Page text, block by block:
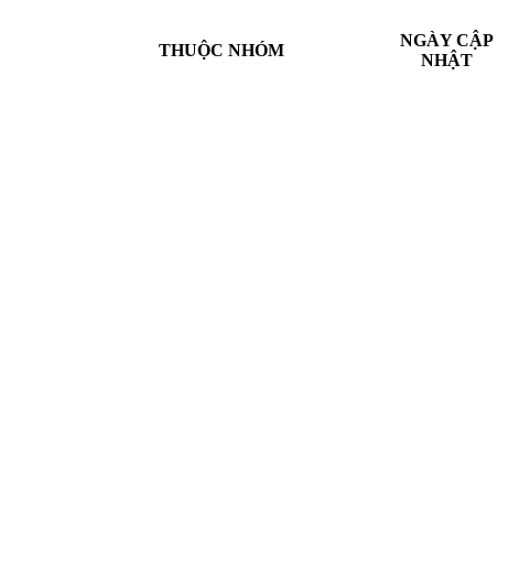
THUỘC NHÓM
NGÀY CẬP
NHẬT